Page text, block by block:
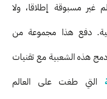
غير مسبوقة إطلاقا، ولا
دفع هذا مجموعة من
هذه الشعبية مع تقنيات
التي طغت على العالم